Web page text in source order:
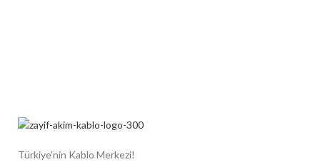
Türkiye'nin Kablo Merkezi!